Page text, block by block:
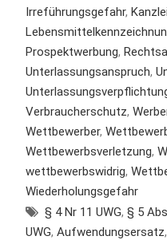
Irreführungsgefahr, Kanzlei
Prospektwerbung,
Unterlassungsanspruch,
Verbraucherschutz,
Wettbewerber,
Wettbewerbsverletzung,
wettbewerbswidrig,
Wiederholungsgefahr
§ 4 Nr 11 UWG, § 5
UWG, Aufwendungsersatz,